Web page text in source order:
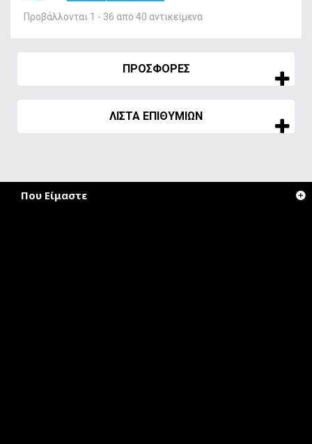
Προβάλλονται 1 - 36 από 40 αντικείμενα
ΠΡΟΣΦΟΡΈΣ
ΛΊΣΤΑ ΕΠΙΘΥΜΙΏΝ
Που Είμαστε